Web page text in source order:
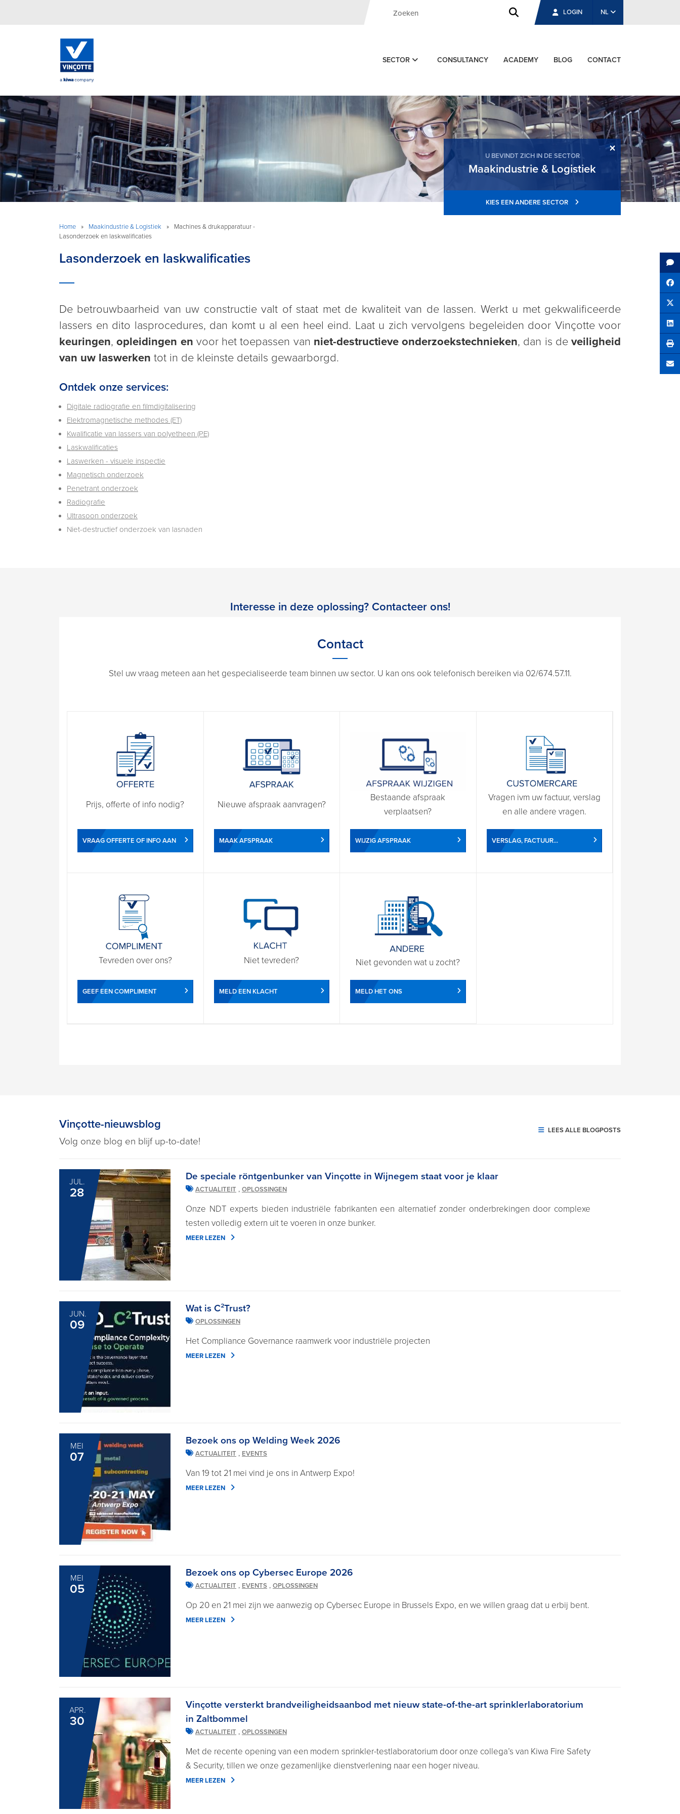
LOGIN NL
SECTOR CONSULTANCY ACADEMY BLOG CONTACT
×
U BEVINDT ZICH IN DE SECTOR
Maakindustrie & Logistiek
KIES EEN ANDERE SECTOR
Home » Maakindustrie & Logistiek »
Machines & drukapparatuur -
Lasonderzoek en laskwalificaties
Lasonderzoek en laskwalificaties
De betrouwbaarheid van uw constructie valt of staat met de kwaliteit van de lassen. Werkt u met gekwalificeerde
lassers en dito lasprocedures, dan komt u al een heel eind. Laat u zich vervolgens begeleiden door Vinçotte voor
keuringen,opleidingen en voor het toepassen van niet-destructieve onderzoekstechnieken, dan is de veiligheid
van uw laswerken tot in de kleinste details gewaarborgd.
Ontdek onze services:
Digitale radiografie en filmdigitalisering
Elektromagnetische methodes (ET)
Kwalificatie van lassers van polyetheen (PE)
Laskwalificaties
Laswerken - visuele inspectie
Magnetisch onderzoek
Penetrant onderzoek
Radiografie
Ultrasoon onderzoek
Niet-destructief onderzoek van lasnaden
Interesse in deze oplossing? Contacteer ons!
Contact
Stel uw vraag meteen aan het gespecialiseerde team binnen uw sector. U kan ons ook telefonisch bereiken via 02/674.57.11.
Prijs, offerte of info nodig?
VRAAG OFFERTE OF INFO AAN
Nieuwe afspraak aanvragen?
MAAK AFSPRAAK
Bestaande afspraak
verplaatsen?
WIJZIG AFSPRAAK
Vragen ivm uw factuur, verslag
en alle andere vragen.
VERSLAG, FACTUUR...
Tevreden over ons?
GEEF EEN COMPLIMENT
Niet tevreden?
MELD EEN KLACHT
Niet gevonden wat u zocht?
MELD HET ONS
Vinçotte-nieuwsblog
Volg onze blog en blijf up-to-date!
LEES ALLE BLOGPOSTS
JUL.
28
De speciale röntgenbunker van Vinçotte in Wijnegem staat voor je klaar
ACTUALITEIT , OPLOSSINGEN
Onze NDT experts bieden industriële fabrikanten een alternatief zonder onderbrekingen door complexe
testen volledig extern uit te voeren in onze bunker.
MEER LEZEN
JUN.
09
Wat is C²Trust?
OPLOSSINGEN
Het Compliance Governance raamwerk voor industriële projecten
MEER LEZEN
MEI
07
Bezoek ons op Welding Week 2026
ACTUALITEIT , EVENTS
Van 19 tot 21 mei vind je ons in Antwerp Expo!
MEER LEZEN
MEI
05
Bezoek ons op Cybersec Europe 2026
ACTUALITEIT , EVENTS , OPLOSSINGEN
Op 20 en 21 mei zijn we aanwezig op Cybersec Europe in Brussels Expo, en we willen graag dat u erbij bent.
MEER LEZEN
APR.
30
Vinçotte versterkt brandveiligheidsaanbod met nieuw state-of-the-art sprinklerlaboratorium
in Zaltbommel
ACTUALITEIT , OPLOSSINGEN
Met de recente opening van een modern sprinkler-testlaboratorium door onze collega’s van Kiwa Fire Safety
& Security, tillen we onze gezamenlijke dienstverlening naar een hoger niveau.
MEER LEZEN